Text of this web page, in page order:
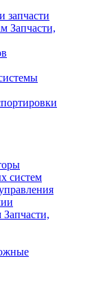
запчасти
Запчасти,
систем
Запчасти,